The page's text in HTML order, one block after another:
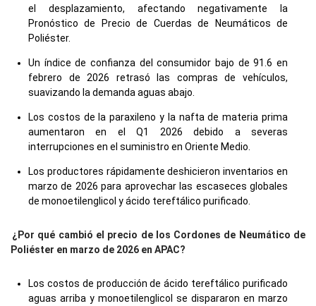
el desplazamiento, afectando negativamente la
Pronóstico de Precio de Cuerdas de Neumáticos de
Poliéster.
Un índice de confianza del consumidor bajo de 91.6 en
febrero de 2026 retrasó las compras de vehículos,
suavizando la demanda aguas abajo.
Los costos de la paraxileno y la nafta de materia prima
aumentaron en el Q1 2026 debido a severas
interrupciones en el suministro en Oriente Medio.
Los productores rápidamente deshicieron inventarios en
marzo de 2026 para aprovechar las escaseces globales
de monoetilenglicol y ácido tereftálico purificado.
¿Por qué cambió el precio de los Cordones de Neumático de
Poliéster en marzo de 2026 en APAC?
Los costos de producción de ácido tereftálico purificado
aguas arriba y monoetilenglicol se dispararon en marzo